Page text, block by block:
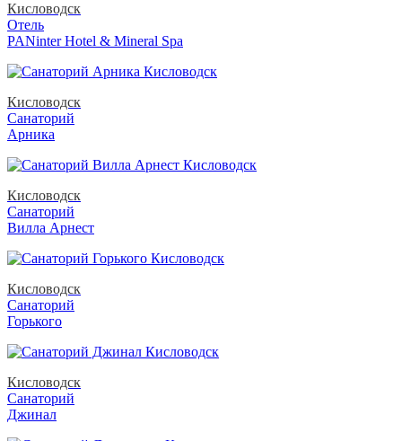
Кисловодск
Отель
PANinter Hotel & Mineral Spa
Кисловодск
Санаторий
Арника
Кисловодск
Санаторий
Вилла Арнест
Кисловодск
Санаторий
Горького
Кисловодск
Санаторий
Джинал